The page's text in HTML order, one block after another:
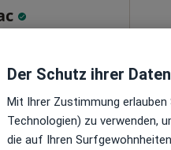
Naturheilverfahren,
Bewertungen
Zu Google Maps
Der Schutz ihrer
Mit Ihrer Zustimmung erlauben
Technologien) zu verwenden,
die auf Ihren